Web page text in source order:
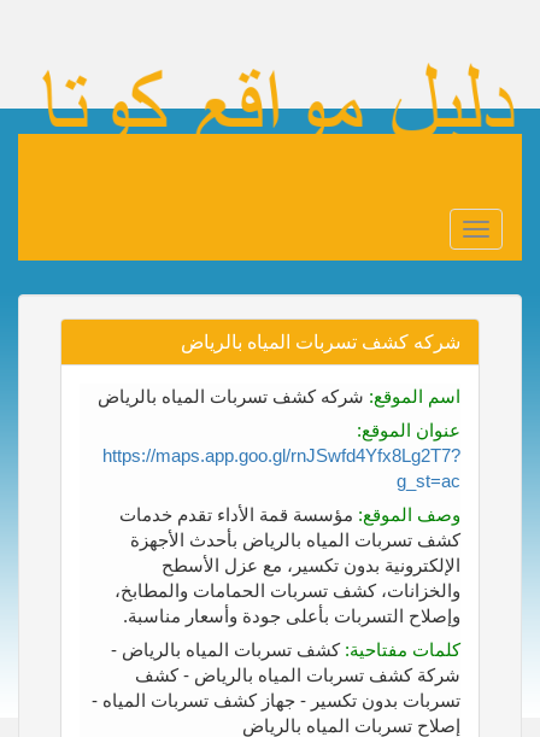
Toggle
navigation
شركه كشف تسربات المياه بالرياض
اسم الموقع: شركه كشف تسربات المياه بالرياض
عنوان الموقع:
https://maps.app.goo.gl/rnJSwfd4Yfx8Lg2T7?
g_st=ac
وصف الموقع: مؤسسة قمة الأداء تقدم خدمات
كشف تسربات المياه بالرياض بأحدث الأجهزة
الإلكترونية بدون تكسير، مع عزل الأسطح
والخزانات، كشف تسربات الحمامات والمطابخ،
وإصلاح التسربات بأعلى جودة وأسعار مناسبة.
كلمات مفتاحية: كشف تسربات المياه بالرياض -
شركة كشف تسربات المياه بالرياض - كشف
تسربات بدون تكسير - جهاز كشف تسربات المياه -
إصلاح تسربات المياه بالرياض